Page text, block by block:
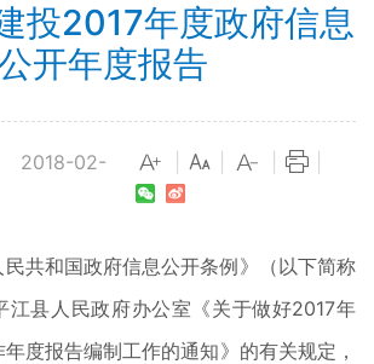
投2017年度政府信息
开年度报告
2018-02-
共和国政府信息公开条例》（以下简称
江县人民政府办公室《关于做好2017年
度报告编制工作的通知》的有关规定，